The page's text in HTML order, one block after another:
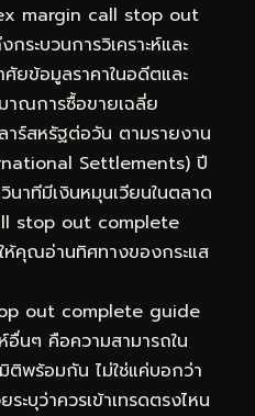
margin call stop out
ะบวนการวิเคราะห์และ
ยข้อมูลราคาในอดีตและ
ณการซื้อขายเฉลี่ย
ร์สหรัฐต่อวัน ตามรายงาน
Settlements) ปี
าทีมีเงินหมุนเวียนในตลาด
stop out complete
ห้คุณอ่านทิศทางของกระแส
out complete guide
อื่นๆ คือความสามารถใน
ติพร้อมกัน ไม่ใช่แค่บอกว่า
ะบุว่าควรเข้าเทรดตรงไหน